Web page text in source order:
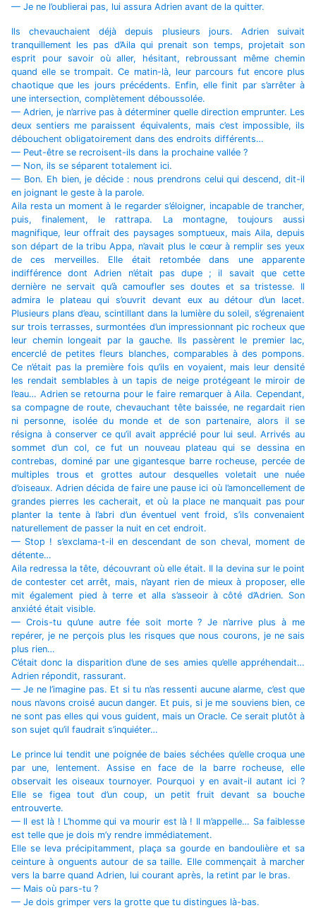
— Je ne l’oublierai pas, lui assura Adrien avant de la quitter.
Ils chevauchaient déjà depuis plusieurs jours. Adrien suivait
tranquillement les pas d’Aila qui prenait son temps, projetait son
esprit pour savoir où aller, hésitant, rebroussant même chemin
quand elle se trompait. Ce matin-là, leur parcours fut encore plus
chaotique que les jours précédents. Enfin, elle finit par s’arrêter à
une intersection, complètement déboussolée.
— Adrien, je n’arrive pas à déterminer quelle direction emprunter. Les
deux sentiers me paraissent équivalents, mais c’est impossible, ils
débouchent obligatoirement dans des endroits différents…
— Peut-être se recroisent-ils dans la prochaine vallée ?
— Non, ils se séparent totalement ici.
— Bon. Eh bien, je décide : nous prendrons celui qui descend, dit-il
en joignant le geste à la parole.
Aila resta un moment à le regarder s’éloigner, incapable de trancher,
puis, finalement, le rattrapa. La montagne, toujours aussi
magnifique, leur offrait des paysages somptueux, mais Aila, depuis
son départ de la tribu Appa, n’avait plus le cœur à remplir ses yeux
de ces merveilles. Elle était retombée dans une apparente
indifférence dont Adrien n’était pas dupe ; il savait que cette
dernière ne servait qu’à camoufler ses doutes et sa tristesse. Il
admira le plateau qui s’ouvrit devant eux au détour d’un lacet.
Plusieurs plans d’eau, scintillant dans la lumière du soleil, s’égrenaient
sur trois terrasses, surmontées d’un impressionnant pic rocheux que
leur chemin longeait par la gauche. Ils passèrent le premier lac,
encerclé de petites fleurs blanches, comparables à des pompons.
Ce n’était pas la première fois qu’ils en voyaient, mais leur densité
les rendait semblables à un tapis de neige protégeant le miroir de
l’eau… Adrien se retourna pour le faire remarquer à Aila. Cependant,
sa compagne de route, chevauchant tête baissée, ne regardait rien
ni personne, isolée du monde et de son partenaire, alors il se
résigna à conserver ce qu’il avait apprécié pour lui seul. Arrivés au
sommet d’un col, ce fut un nouveau plateau qui se dessina en
contrebas, dominé par une gigantesque barre rocheuse, percée de
multiples trous et grottes autour desquelles voletait une nuée
d’oiseaux. Adrien décida de faire une pause ici où l’amoncellement de
grandes pierres les cacherait, et où la place ne manquait pas pour
planter la tente à l’abri d’un éventuel vent froid, s’ils convenaient
naturellement de passer la nuit en cet endroit.
— Stop ! s’exclama-t-il en descendant de son cheval, moment de
détente…
Aila redressa la tête, découvrant où elle était. Il la devina sur le point
de contester cet arrêt, mais, n’ayant rien de mieux à proposer, elle
mit également pied à terre et alla s’asseoir à côté d’Adrien. Son
anxiété était visible.
— Crois-tu qu’une autre fée soit morte ? Je n’arrive plus à me
repérer, je ne perçois plus les risques que nous courons, je ne sais
plus rien…
C’était donc la disparition d’une de ses amies qu’elle appréhendait…
Adrien répondit, rassurant.
— Je ne l’imagine pas. Et si tu n’as ressenti aucune alarme, c’est que
nous n’avons croisé aucun danger. Et puis, si je me souviens bien, ce
ne sont pas elles qui vous guident, mais un Oracle. Ce serait plutôt à
son sujet qu’il faudrait s’inquiéter…
Le prince lui tendit une poignée de baies séchées qu’elle croqua une
par une, lentement. Assise en face de la barre rocheuse, elle
observait les oiseaux tournoyer. Pourquoi y en avait-il autant ici ?
Elle se figea tout d’un coup, un petit fruit devant sa bouche
entrouverte.
— Il est là ! L’homme qui va mourir est là ! Il m’appelle… Sa faiblesse
est telle que je dois m’y rendre immédiatement.
Elle se leva précipitamment, plaça sa gourde en bandoulière et sa
ceinture à onguents autour de sa taille. Elle commençait à marcher
vers la barre quand Adrien, lui courant après, la retint par le bras.
— Mais où pars-tu ?
— Je dois grimper vers la grotte que tu distingues là-bas.